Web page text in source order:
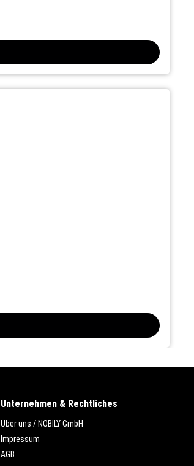
Unternehmen & Rechtliches
Über uns / NOBILY GmbH
Impressum
AGB